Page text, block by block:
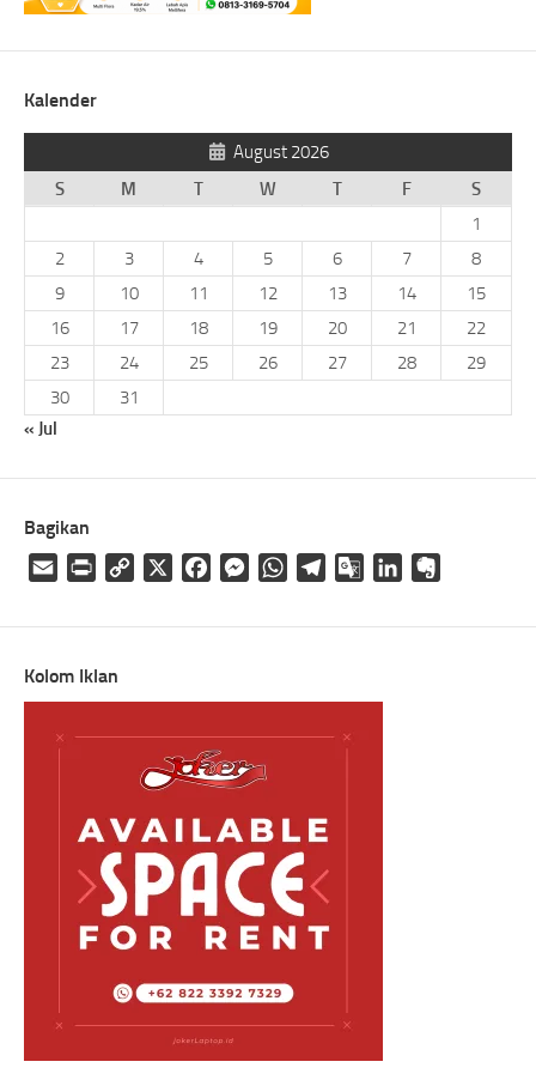
Kalender
August 2026
S
M T W T F
S
1
2
3 4 5 6 7
8
9
10 11 12 13 14
15
16
17 18 19 20 21
22
23
24 25 26 27 28
29
30
31
« Jul
Bagikan
Email
Print
Copy
FacebookMessengerWhatsAppTelegramGoogleLinkedIn
Kolom Iklan